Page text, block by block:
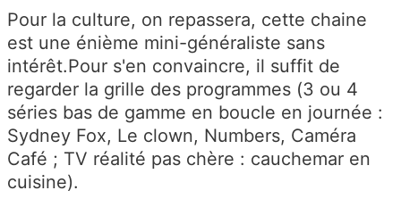
Pour la culture, on repassera, cette chaine
est une énième mini-généraliste sans
intérêt.Pour s'en convaincre, il suffit de
regarder la grille des programmes (3 ou 4
séries bas de gamme en boucle en journée :
Sydney Fox, Le clown, Numbers, Caméra
Café ; TV réalité pas chère : cauchemar en
cuisine).